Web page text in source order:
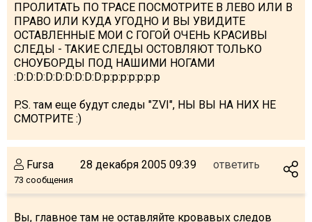
ПРОЛИТАТЬ ПО ТРАСЕ ПОСМОТРИТЕ В ЛЕВО ИЛИ В
ПРАВО ИЛИ КУДА УГОДНО И ВЫ УВИДИТЕ
ОСТАВЛЕННЫЕ МОИ С ГОГОЙ ОЧЕНЬ КРАСИВЫ
СЛЕДЫ - ТАКИЕ СЛЕДЫ ОСТОВЛЯЮТ ТОЛЬКО
СНОУБОРДЫ ПОД НАШИМИ НОГАМИ
:D:D:D:D:D:D:D:D:D:p:p:p:p:p:p:p
P.S. там еще будут следы "ZVI", НЫ ВЫ НА НИХ НЕ
СМОТРИТЕ :)
Fursa
73 сообщения
28 декабря 2005 09:39 ответить
Вы, главное там не оставляйте кровавых следов